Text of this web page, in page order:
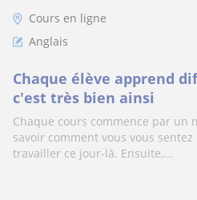
Cours en ligne
Anglais
Chaque élève apprend
c'est très bien ainsi
Chaque cours commence par un
savoir comment vous vous
travailler ce jour-là. Ensuite,...